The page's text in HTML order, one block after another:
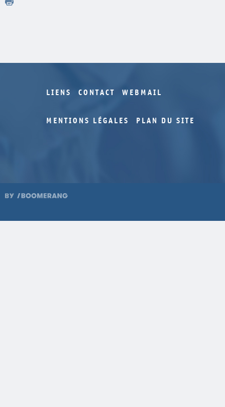
LIENS CONTACT WEBMAIL
MENTIONS LÉGALES PLAN DU SITE